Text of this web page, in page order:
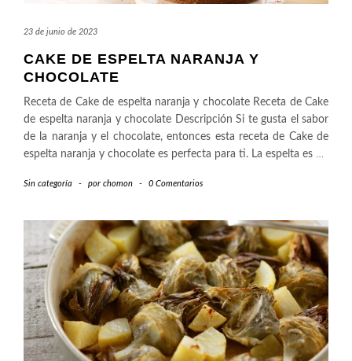
23 de junio de 2023
CAKE DE ESPELTA NARANJA Y
CHOCOLATE
Receta de Cake de espelta naranja y chocolate Receta de Cake
de espelta naranja y chocolate Descripción Si te gusta el sabor
de la naranja y el chocolate, entonces esta receta de Cake de
espelta naranja y chocolate es perfecta para ti. La espelta es …
Sin categoría - por chomon - 0 Comentarios